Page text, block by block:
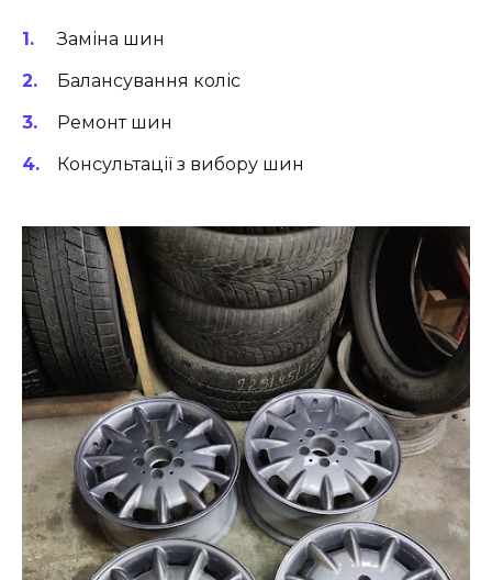
Заміна шин
Балансування коліс
Ремонт шин
Консультації з вибору шин